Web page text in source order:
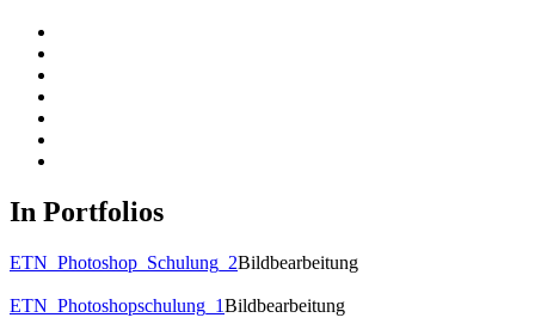
In Portfolios
ETN_Photoshop_Schulung_2Bildbearbeitung
ETN_Photoshopschulung_1Bildbearbeitung